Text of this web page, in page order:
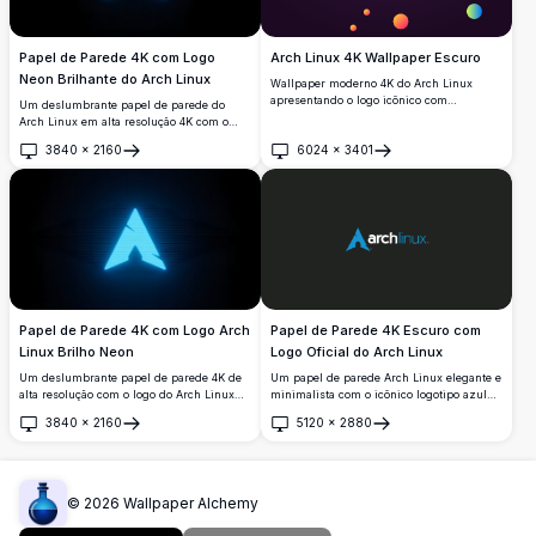
Papel de Parede 4K com Logo
Neon Brilhante do Arch Linux
Um deslumbrante papel de parede do
Arch Linux em alta resolução 4K com o
neon ciano sobre um fundo preto
profundo, perfeito para desktops com tema
3840 × 2160
Abrir
Arch Linux 4K Wallpaper Escuro
Wallpaper moderno 4K do Arch Linux
apresentando o logo icônico com
alta resolução com círculos e formas
coloridas, perfeito para fundos de desktop
6024 × 3401
Abrir
Papel de Parede 4K com Logo Arch
Linux Brilho Neon
Um deslumbrante papel de parede 4K de
alta resolução com o logo do Arch Linux
ciano em um fundo escuro profundo.
3840 × 2160
Abrir
Papel de Parede 4K Escuro com
Logo Oficial do Arch Linux
Um papel de parede Arch Linux elegante e
minimalista com o icônico logotipo azul
Perfeito para desenvolvedores e
5120 × 2880
Abrir
© 2026 Wallpaper Alchemy